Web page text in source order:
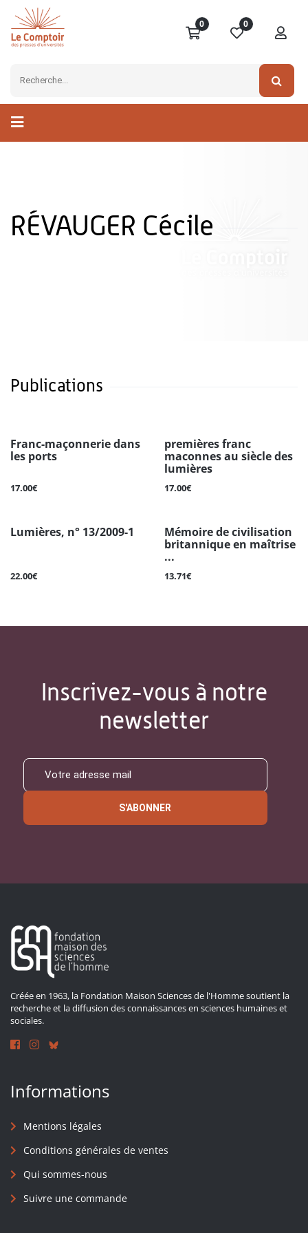
0 0
RÉVAUGER Cécile
Publications
Franc-maçonnerie dans
les ports
17.00€
premières franc
maconnes au siècle des
lumières
17.00€
Lumières, n° 13/2009-1
22.00€
Mémoire de civilisation
britannique en maîtrise
...
13.71€
Inscrivez-vous à notre
newsletter
S'ABONNER
Créée en 1963, la Fondation Maison Sciences de l'Homme soutient la
recherche et la diffusion des connaissances en sciences humaines et
sociales.
Informations
Mentions légales
Conditions générales de ventes
Qui sommes-nous
Suivre une commande